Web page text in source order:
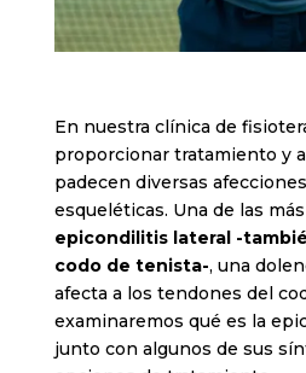
En nuestra clínica de
proporcionar tratamiento y
padecen diversas
esqueléticas. Una de las
epicondilitis lateral -
codo de tenista-, una
afecta a los tendones del
examinaremos qué es la
junto con algunos de sus